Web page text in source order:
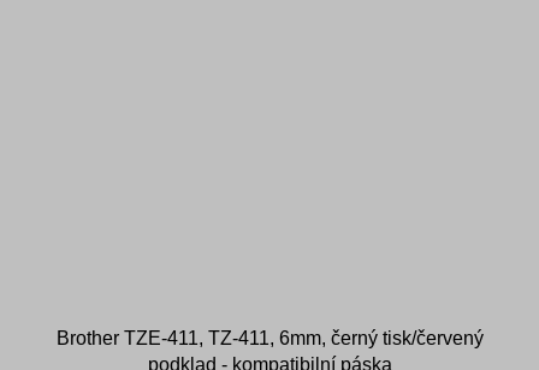
Brother TZE-411, TZ-411, 6mm, černý tisk/červený
podklad - kompatibilní páska